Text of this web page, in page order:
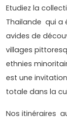
Etudiez la
Thailande qui a
avides de
villages
ethnies
est une
totale dans la
Nos itinéraires